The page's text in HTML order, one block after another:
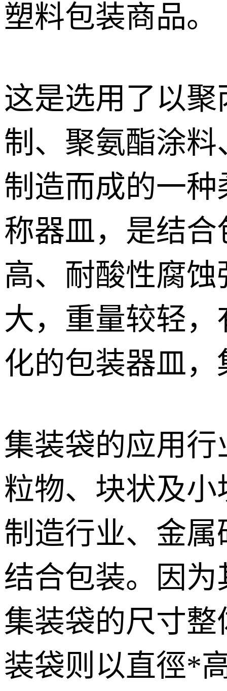
塑料包装商品。
这是选用了以
制、聚氨酯涂
制造而成的一
称器皿，是结
高、耐酸性腐
大，重量较轻
化的包装器皿
集装袋的应用
粒物、块状及
制造行业、金
结合包装。因
集装袋的尺寸
装袋则以直徑*